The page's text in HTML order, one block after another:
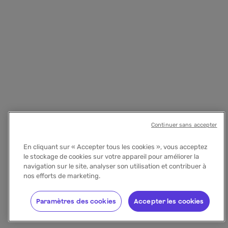
En cliquant sur « Accepter tous les cookies », vous acceptez
le stockage de cookies sur votre appareil pour améliorer la
navigation sur le site, analyser son utilisation et contribuer à
nos efforts de marketing.
Accepter les cookies
Paramètres des cookies
Continuer sans accepter